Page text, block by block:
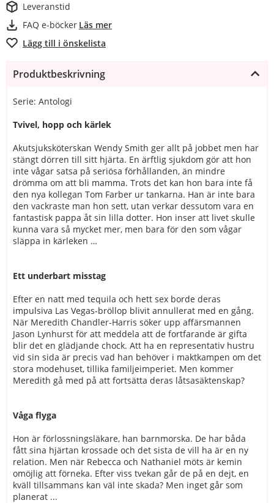
Leveranstid
FAQ e-böcker Läs mer
Lägg till i önskelista
Produktbeskrivning
Serie: Antologi
Tvivel, hopp och kärlek
Akutsjuksköterskan Wendy Smith ger allt på jobbet men har
stängt dörren till sitt hjärta. En ärftlig sjukdom gör att hon
inte vågar satsa på seriösa förhållanden, än mindre
drömma om att bli mamma. Trots det kan hon bara inte få
den nya kollegan Tom Farber ur tankarna. Han är inte bara
den vackraste man hon sett, utan verkar dessutom vara en
fantastisk pappa åt sin lilla dotter. Hon inser att livet skulle
kunna vara så mycket mer, men bara för den som vågar
släppa in kärleken …
Ett underbart misstag
Efter en natt med tequila och hett sex borde deras
impulsiva Las Vegas-bröllop blivit annullerat med en gång.
När Meredith Chandler-Harris söker upp affärsmannen
Jason Lynhurst för att meddela att de fortfarande är gifta
blir det en glädjande chock. Att ha en representativ hustru
vid sin sida är precis vad han behöver i maktkampen om det
stora modehuset, tillika familjeimperiet. Men kommer
Meredith gå med på att fortsätta deras låtsasäktenskap?
Våga flyga
Hon är förlossningsläkare, han barnmorska. De har båda
fått sina hjärtan krossade och det sista de vill ha är en ny
relation. Men när Rebecca och Nathaniel möts är kemin
omöjlig att förneka. Efter viss tvekan går de på en dejt, en
kväll tillsammans kan väl inte skada? Men inget går som
planerat ...